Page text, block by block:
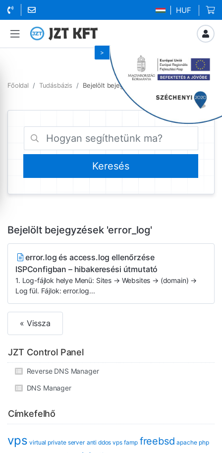
| HUF
Főoldal Tudásbázis Bejelölt bejegyzések error_log
Bejelölt bejegyzések 'error_log'
error.log és access.log ellenőrzése
ISPConfigban – hibakeresési útmutató
1. Log-fájlok helye Menü: Sites → Websites → (domain) →
Log fül. Fájlok: error.log...
« Vissza
JZT Control Panel
Reverse DNS Manager
DNS Manager
Címkefelhő
vps virtual private server anti ddos vps famp freebsd apache php